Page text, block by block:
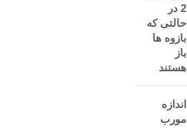
2 در
حالتی که
بازوه ها
باز
هستند
اندازه
مورب